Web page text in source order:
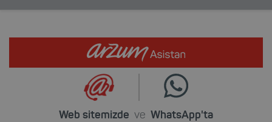
Web sitemizde ve WhatsApp'ta